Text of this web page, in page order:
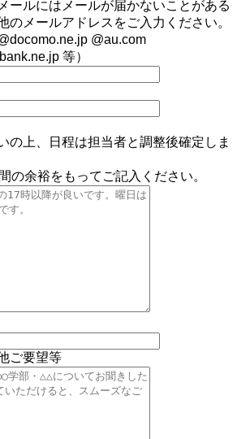
ールにはメールが届かないことがある
のメールアドレスをご入力ください。
@au.com
等）
の上、日程は担当者と調整後確定しま
の余裕をもってご記入ください。
ご要望等